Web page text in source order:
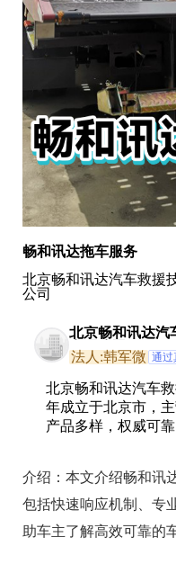
畅和讯达拖车服务
北京畅和讯达汽车救援
公司
北京畅和讯达汽
有限公司
法人:韩军微 通过
北京畅和讯达汽车
年成立于北京市，
产品多样，权威可靠
介绍： 本文介绍畅和讯
包括快速响应机制、专
助车主了解高效可靠的